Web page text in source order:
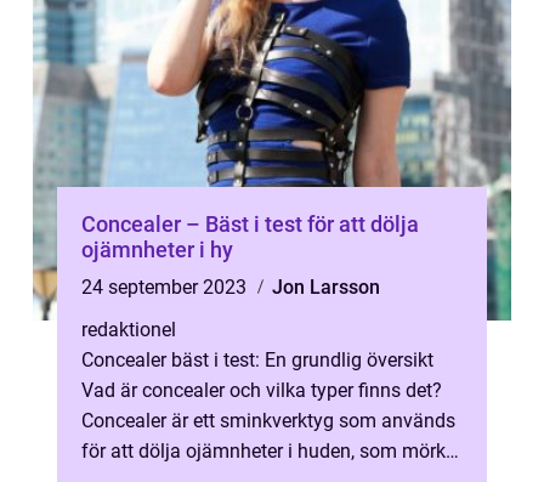
Concealer – Bäst i test för att dölja
ojämnheter i hy
24 september 2023
Jon Larsson
redaktionel
Concealer bäst i test: En grundlig översikt
Vad är concealer och vilka typer finns det?
Concealer är ett sminkverktyg som används
för att dölja ojämnheter i huden, som mörka